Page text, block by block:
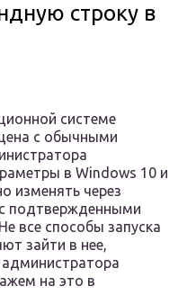
строку в
системе
с обычными
в Windows 10 и
изменять через
подтвержденными
все способы запуска
зайти в нее,
на это в